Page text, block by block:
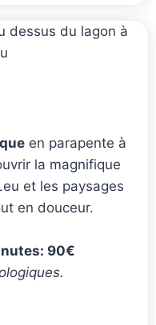
en parapente à
la magnifique
et les paysages
en douceur.
90€